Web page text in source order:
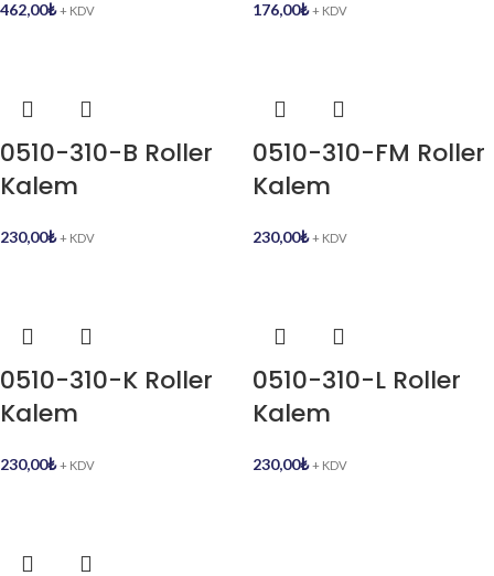
462,00₺ + KDV 176,00₺ + KDV
0510-310-B Roller
Kalem
230,00₺ + KDV
0510-310-FM Roller
Kalem
230,00₺ + KDV
0510-310-K Roller
Kalem
230,00₺ + KDV
0510-310-L Roller
Kalem
230,00₺ + KDV